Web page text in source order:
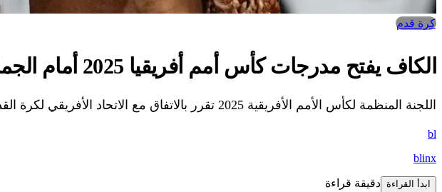
كرة قدم
الكاف يفتح مدرجات كأس أمم أفريقيا 2025 أمام الجماهير
اللجنة المنظمة لكأس الأمم الأفريقية 2025 تقرر بالاتفاق مع الاتحاد الأفريقي لكرة القدم CAF السماح بالدخول المجاني للجماهير.
bl
blinx
ابدأ القراءة دقيقة قراءة